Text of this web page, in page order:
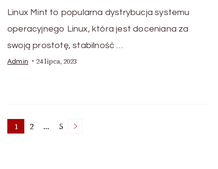
Linux Mint to popularna dystrybucja systemu
operacyjnego Linux, która jest doceniana za
swoją prostotę, stabilność …
Admin 24 lipca, 2023
Nawigacja
Strona
1 Strona
2 … Strona
5